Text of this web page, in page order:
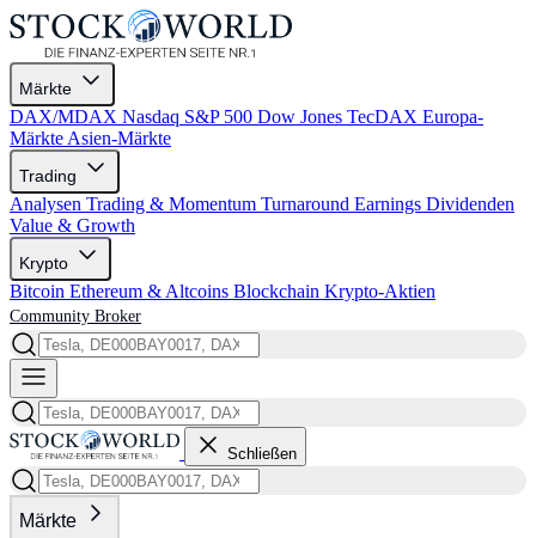
Märkte
DAX/MDAX Nasdaq S&P 500 Dow Jones TecDAX Europa-
Märkte Asien-Märkte
Trading
Analysen Trading & Momentum Turnaround Earnings Dividenden
Value & Growth
Krypto
Bitcoin Ethereum & Altcoins Blockchain Krypto-Aktien
Community Broker
Schließen
Märkte